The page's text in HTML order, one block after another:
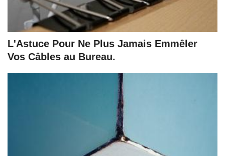
L'Astuce Pour Ne Plus Jamais Emmêler
Vos Câbles au Bureau.